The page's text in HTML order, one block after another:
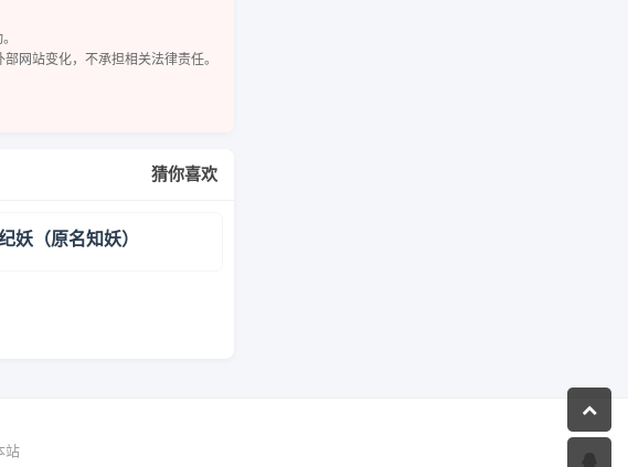
网站变化，不承担相关法律责任。
猜你喜欢
妖（原名知妖）
站